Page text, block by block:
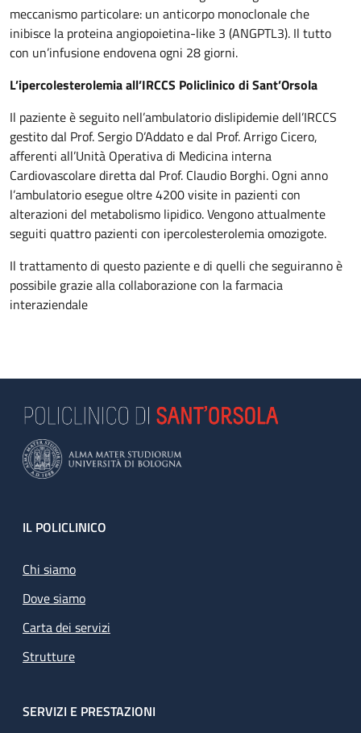
meccanismo particolare: un anticorpo monoclonale che
inibisce la proteina angiopoietina-like 3 (ANGPTL3). Il tutto
con un’infusione endovena ogni 28 giorni.
L’ipercolesterolemia all’IRCCS Policlinico di Sant’Orsola
Il paziente è seguito nell’ambulatorio dislipidemie dell’IRCCS
gestito dal Prof. Sergio D’Addato e dal Prof. Arrigo Cicero,
afferenti all’Unità Operativa di Medicina interna
Cardiovascolare diretta dal Prof. Claudio Borghi. Ogni anno
l’ambulatorio esegue oltre 4200 visite in pazienti con
alterazioni del metabolismo lipidico. Vengono attualmente
seguiti quattro pazienti con ipercolesterolemia omozigote.
Il trattamento di questo paziente e di quelli che seguiranno è
possibile grazie alla collaborazione con la farmacia
interaziendale
Footer
IL POLICLINICO
Chi siamo
Dove siamo
Carta dei servizi
Strutture
SERVIZI E PRESTAZIONI